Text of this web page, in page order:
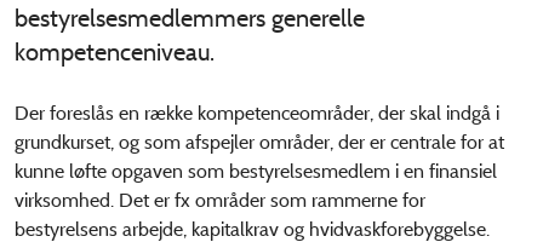
bestyrelsesmedlemmers generelle
kompetenceniveau.
Der foreslås en række kompetenceområder, der skal indgå i
grundkurset, og som afspejler områder, der er centrale for at
kunne løfte opgaven som bestyrelsesmedlem i en finansiel
virksomhed. Det er fx områder som rammerne for
bestyrelsens arbejde, kapitalkrav og hvidvaskforebyggelse.